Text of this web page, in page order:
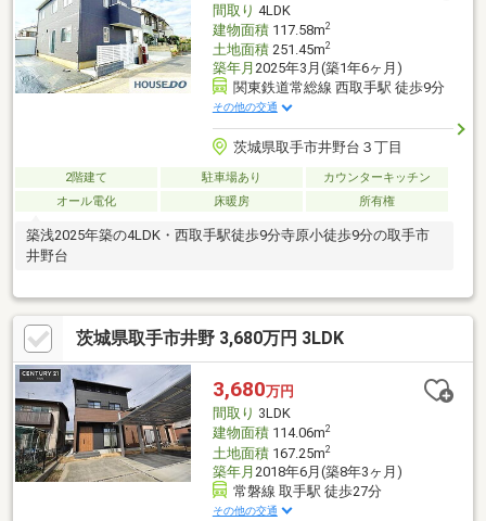
間取り 4LDK
建物面積117.58m2
土地面積251.45m2
築年月 2025年3月(築1年6ヶ月)
関東鉄道常総線 西取手駅 徒歩9分
その他の交通
茨城県取手市井野台３丁目
2階建て 駐車場あり
カウンターキッチン
オール電化
床暖房 所有権
築浅2025年築の4LDK・西取手駅徒歩9分寺原小徒歩9分の取手市
井野台
茨城県取手市井野 3,680万円 3LDK
3,680万円
間取り 3LDK
建物面積114.06m2
土地面積167.25m2
築年月 2018年6月(築8年3ヶ月)
常磐線 取手駅 徒歩27分
その他の交通